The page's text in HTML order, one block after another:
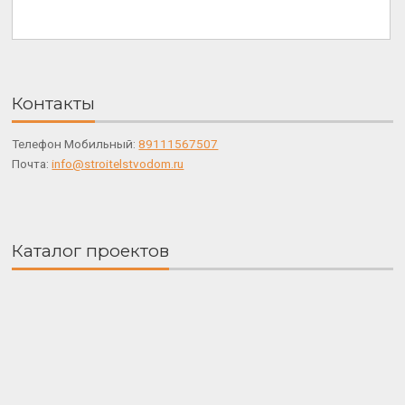
Контакты
Телефон Мобильный:89111567507
Почта:info@stroitelstvodom.ru
Каталог проектов